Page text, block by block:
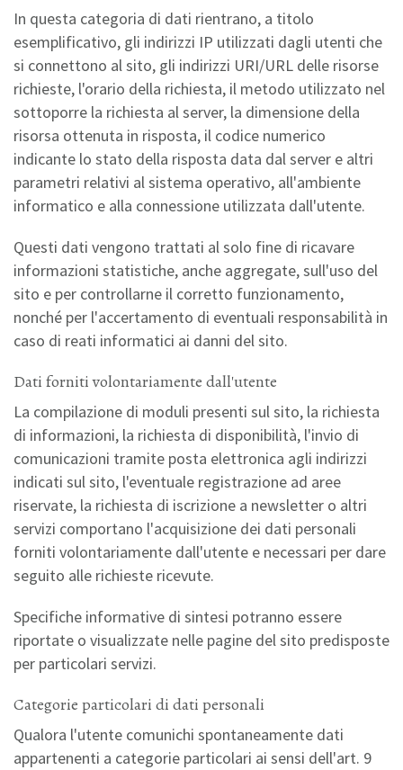
In questa categoria di dati rientrano, a titolo
esemplificativo, gli indirizzi IP utilizzati dagli utenti che
si connettono al sito, gli indirizzi URI/URL delle risorse
richieste, l'orario della richiesta, il metodo utilizzato nel
sottoporre la richiesta al server, la dimensione della
risorsa ottenuta in risposta, il codice numerico
indicante lo stato della risposta data dal server e altri
parametri relativi al sistema operativo, all'ambiente
informatico e alla connessione utilizzata dall'utente.
Questi dati vengono trattati al solo fine di ricavare
informazioni statistiche, anche aggregate, sull'uso del
sito e per controllarne il corretto funzionamento,
nonché per l'accertamento di eventuali responsabilità in
caso di reati informatici ai danni del sito.
Dati forniti volontariamente dall'utente
La compilazione di moduli presenti sul sito, la richiesta
di informazioni, la richiesta di disponibilità, l'invio di
comunicazioni tramite posta elettronica agli indirizzi
indicati sul sito, l'eventuale registrazione ad aree
riservate, la richiesta di iscrizione a newsletter o altri
servizi comportano l'acquisizione dei dati personali
forniti volontariamente dall'utente e necessari per dare
seguito alle richieste ricevute.
Specifiche informative di sintesi potranno essere
riportate o visualizzate nelle pagine del sito predisposte
per particolari servizi.
Categorie particolari di dati personali
Qualora l'utente comunichi spontaneamente dati
appartenenti a categorie particolari ai sensi dell'art. 9